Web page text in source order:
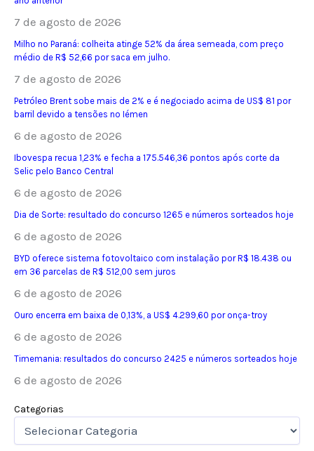
7 de agosto de 2026
Milho no Paraná: colheita atinge 52% da área semeada, com preço
médio de R$ 52,66 por saca em julho.
7 de agosto de 2026
Petróleo Brent sobe mais de 2% e é negociado acima de US$ 81 por
barril devido a tensões no Iémen
6 de agosto de 2026
Ibovespa recua 1,23% e fecha a 175.546,36 pontos após corte da
Selic pelo Banco Central
6 de agosto de 2026
Dia de Sorte: resultado do concurso 1265 e números sorteados hoje
6 de agosto de 2026
BYD oferece sistema fotovoltaico com instalação por R$ 18.438 ou
em 36 parcelas de R$ 512,00 sem juros
6 de agosto de 2026
Ouro encerra em baixa de 0,13%, a US$ 4.299,60 por onça-troy
6 de agosto de 2026
Timemania: resultados do concurso 2425 e números sorteados hoje
6 de agosto de 2026
Categorias